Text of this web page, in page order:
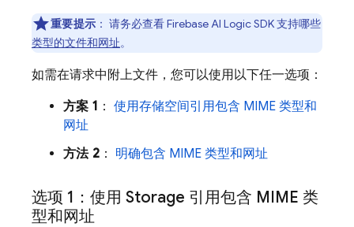
重要提示 ： 请务必查看Firebase AI LogicSDK 支持哪些
类型的文件和网址。
如需在请求中附上文件，您可以使用以下任一选项：
方案 1 ： 使用存储空间引用包含 MIME 类型和
网址
方法 2 ： 明确包含 MIME 类型和网址
选项 1：使用 Storage 引用包含 MIME 类
型和网址